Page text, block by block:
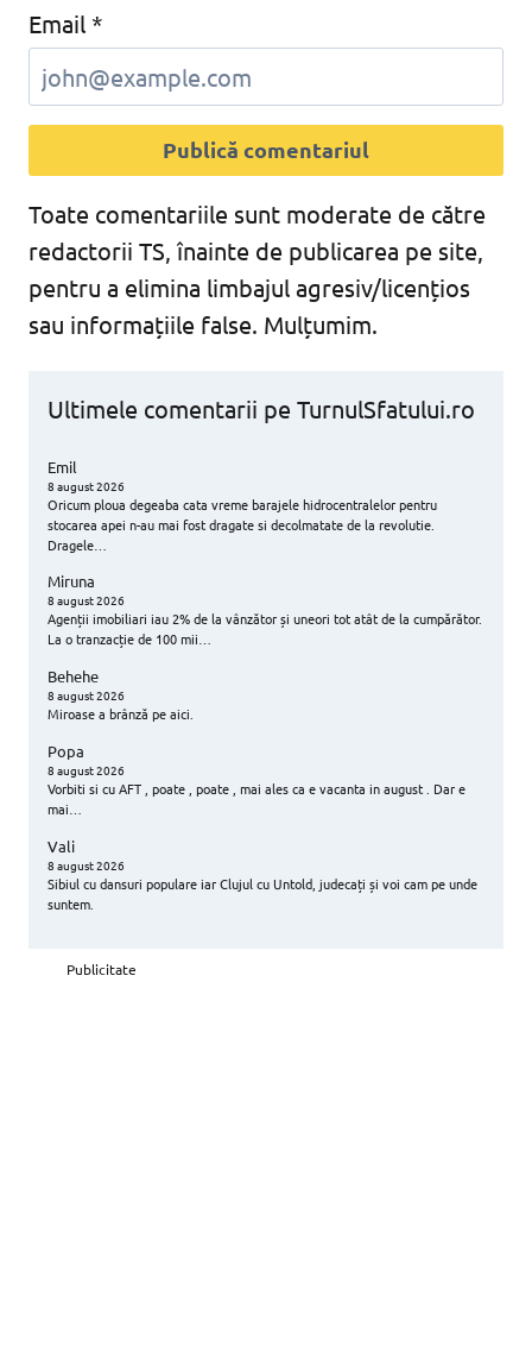
Email *
Toate comentariile sunt moderate de către
redactorii TS, înainte de publicarea pe site,
pentru a elimina limbajul agresiv/licențios
sau informațiile false. Mulțumim.
Ultimele comentarii pe TurnulSfatului.ro
Emil
8 august 2026
Oricum ploua degeaba cata vreme barajele hidrocentralelor pentru
stocarea apei n-au mai fost dragate si decolmatate de la revolutie.
Dragele…
Miruna
8 august 2026
Agenții imobiliari iau 2% de la vânzător și uneori tot atât de la cumpărător.
La o tranzacție de 100 mii…
Behehe
8 august 2026
Miroase a brânză pe aici.
Popa
8 august 2026
Vorbiti si cu AFT , poate , poate , mai ales ca e vacanta in august . Dar e
mai…
Vali
8 august 2026
Sibiul cu dansuri populare iar Clujul cu Untold, judecați și voi cam pe unde
suntem.
Publicitate